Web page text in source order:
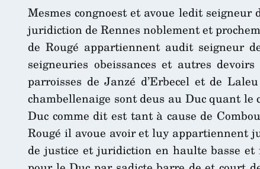
Mesmes congnoest et avoue ledit
juridiction de Rennes noblement et
de Rougé appartiennent audit seigneur
seigneuries obeissances et autres
parroisses de Janzé d’Erbecel et de
chambellenaige sont deus au Duc quant le
Duc comme dit est tant à cause de
Rougé il avoue avoir et luy appartiennent
de justice et juridiction en haulte basse et